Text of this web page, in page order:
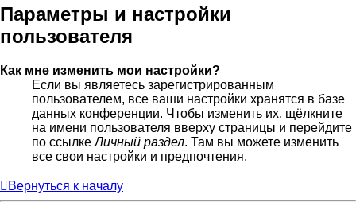
Параметры и настройки
пользователя
Как мне изменить мои настройки?
Если вы являетесь зарегистрированным
пользователем, все ваши настройки хранятся в базе
данных конференции. Чтобы изменить их, щёлкните
на имени пользователя вверху страницы и перейдите
по ссылкеЛичный раздел. Там вы можете изменить
все свои настройки и предпочтения.
Вернуться к началу